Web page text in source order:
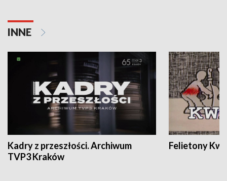
INNE
Kadry z przeszłości. Archiwum
TVP3 Kraków
Felietony